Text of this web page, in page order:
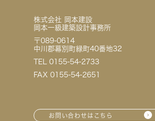
株式会社 岡本建設
岡本一級建築設計事務所
〒089-0614
中川郡幕別町緑町40番地32
TEL 0155-54-2733
FAX 0155-54-2651
お問い合わせはこちら